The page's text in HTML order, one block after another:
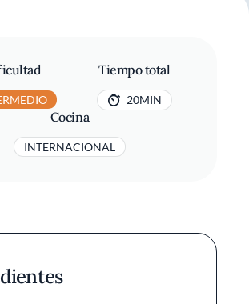
Tiempo total
20MIN
Cocina
INTERNACIONAL